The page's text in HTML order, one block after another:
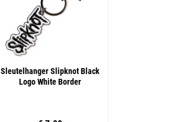
Sleutelhanger Slipknot Black
Logo White Border